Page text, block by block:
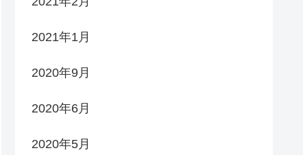
2021年1月
2020年9月
2020年6月
2020年5月